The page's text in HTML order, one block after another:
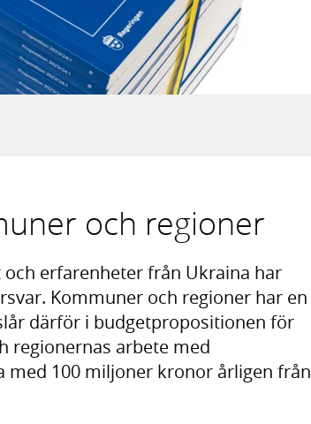
och regioner
erfarenheter från Ukraina har
Kommuner och regioner har en
därför i budgetpropositionen för
regionernas arbete med
med 100 miljoner kronor årligen från